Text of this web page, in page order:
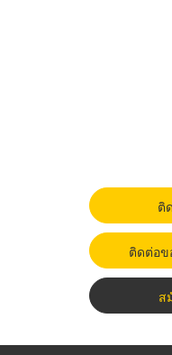
ติ
ติดต่อข
ส